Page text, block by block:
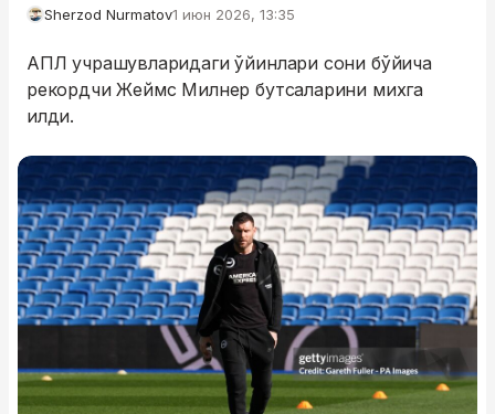
Sherzod Nurmatov1 июн 2026, 13:35
АПЛ учрашувларидаги ўйинлари сони бўйича
рекордчи Жеймс Милнер бутсаларини михга
илди.